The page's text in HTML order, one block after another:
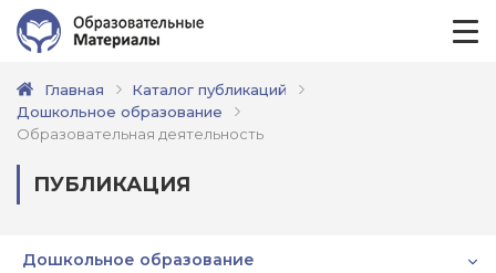
Главная
Каталог публикаций
Дошкольное образование
Образовательная деятельность
ПУБЛИКАЦИЯ
Дошкольное образование